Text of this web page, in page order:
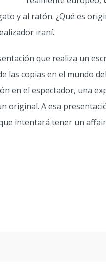
y al ratón. ¿Qué es
iraní.
que realiza un
las copias en el mundo
en el espectador, una
original. A esa
intentará tener un